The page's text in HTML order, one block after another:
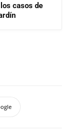
casos de